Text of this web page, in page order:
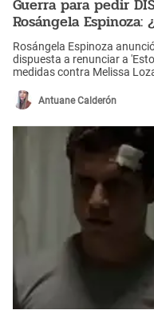
Guerra para pedir
Rosángela Espinoza:
Rosángela Espinoza
dispuesta a renunciar a
medidas contra Melissa
vivo y pidió disculpas
que no se volvería a repetir.
Antuane Calderón